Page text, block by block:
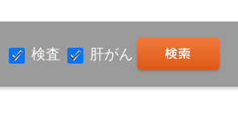
検査 肝がん